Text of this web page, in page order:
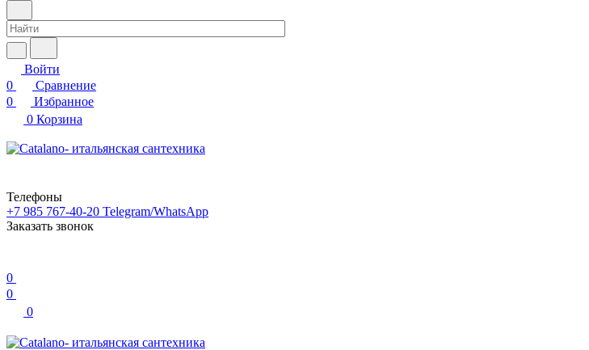
Войти
0
Сравнение
0
Избранное
0 Корзина
Телефоны
+7 985 767-40-20 Telegram/WhatsApp
Заказать звонок
0
0
0